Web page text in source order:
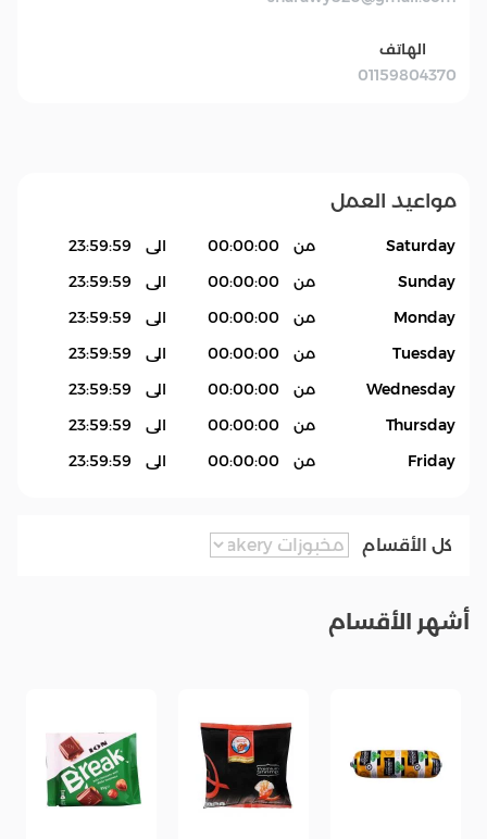
الهاتف
01159804370
مواعيد العمل
Saturday من 00:00:00 الى
23:59:59
Sunday
من 00:00:00 الى
23:59:59
Monday
من 00:00:00 الى
23:59:59
Tuesday
من 00:00:00 الى
23:59:59
Wednesday
من 00:00:00 الى
23:59:59
Thursday
من 00:00:00 الى
23:59:59
Friday
من 00:00:00 الى 23:59:59
كل الأقسام
أشهر الأقسام